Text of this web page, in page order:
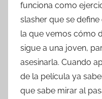
funciona como
slasher que se
la que vemos cómo
sigue a una joven,
asesinarla. Cuando
de la película ya
que sabe mirar al